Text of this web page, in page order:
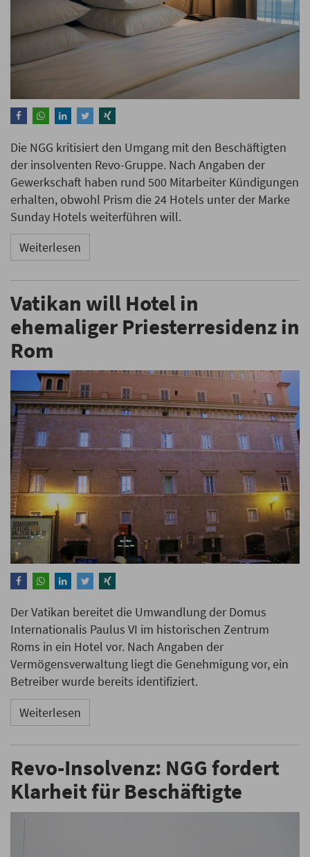
Die NGG kritisiert den Umgang mit den Beschäftigten
der insolventen Revo-Gruppe. Nach Angaben der
Gewerkschaft haben rund 500 Mitarbeiter Kündigungen
erhalten, obwohl Prism die 24 Hotels unter der Marke
Sunday Hotels weiterführen will.
Weiterlesen
Vatikan will Hotel in
ehemaliger Priesterresidenz in
Rom
Der Vatikan bereitet die Umwandlung der Domus
Internationalis Paulus VI im historischen Zentrum
Roms in ein Hotel vor. Nach Angaben der
Vermögensverwaltung liegt die Genehmigung vor, ein
Betreiber wurde bereits identifiziert.
Weiterlesen
Revo-Insolvenz: NGG fordert
Klarheit für Beschäftigte